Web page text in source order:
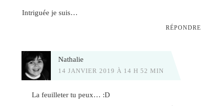
Intriguée je suis…
RÉPONDRE
Nathalie
14 JANVIER 2019 À 14 H 52 MIN
La feuilleter tu peux… :D